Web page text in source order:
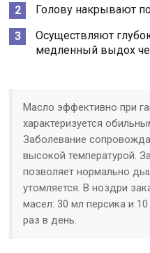
Голову накрывают
Осуществляют
медленный выдох
Масло эффективно при
характеризуется
Заболевание
высокой температурой.
позволяет нормально
утомляется. В ноздри
масел: 30 мл персика и
раз в день.